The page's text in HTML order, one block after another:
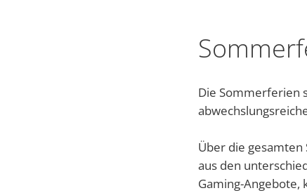
Die Sommerferien
Über die
aus den
Gaming-Angebote,